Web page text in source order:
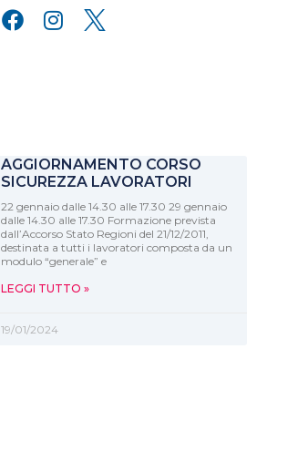
AGGIORNAMENTO CORSO
SICUREZZA LAVORATORI
22 gennaio dalle 14.30 alle 17.30 29 gennaio
dalle 14.30 alle 17.30 Formazione prevista
dall’Accorso Stato Regioni del 21/12/2011,
destinata a tutti i lavoratori composta da un
modulo “generale” e
LEGGI TUTTO »
19/01/2024